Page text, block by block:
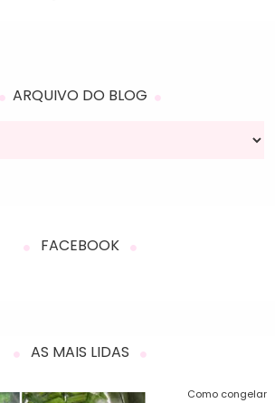
ARQUIVO DO BLOG
FACEBOOK
AS MAIS LIDAS
Como congelar